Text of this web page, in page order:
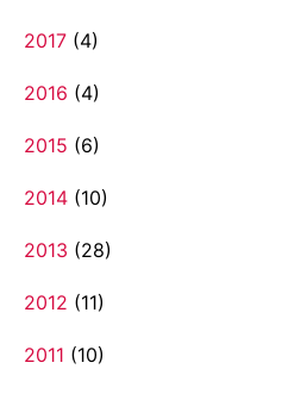
2017 (4)
2016 (4)
2015 (6)
2014 (10)
2013 (28)
2012 (11)
2011 (10)